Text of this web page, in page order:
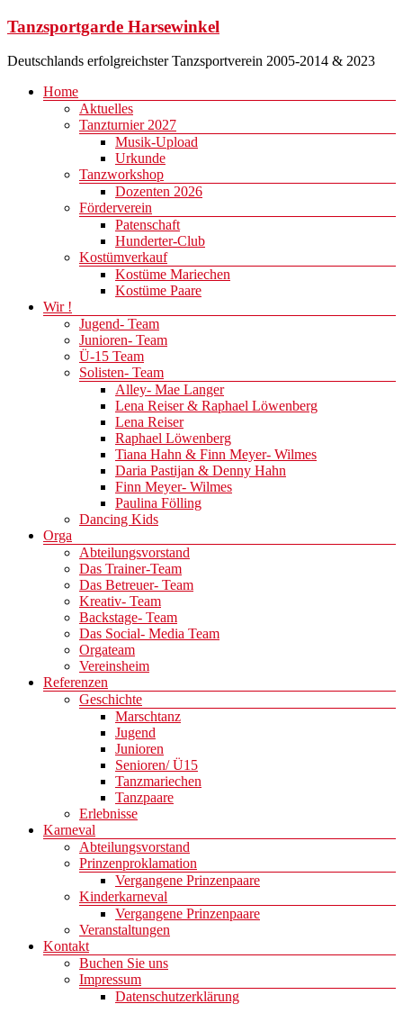
Zum
springen
Tanzsportgarde Harsewinkel
Deutschlands erfolgreichster Tanzsportverein 2005-2014 & 2023
Menü
Home
Aktuelles
Tanzturnier 2027
Musik-Upload
Urkunde
Tanzworkshop
Dozenten 2026
Förderverein
Patenschaft
Hunderter-Club
Kostümverkauf
Kostüme Mariechen
Kostüme Paare
Wir !
Jugend- Team
Junioren- Team
Ü-15 Team
Solisten- Team
Alley- Mae Langer
Lena Reiser & Raphael Löwenberg
Lena Reiser
Raphael Löwenberg
Tiana Hahn & Finn Meyer- Wilmes
Daria Pastijan & Denny Hahn
Finn Meyer- Wilmes
Paulina Fölling
Dancing Kids
Orga
Abteilungsvorstand
Das Trainer-Team
Das Betreuer- Team
Kreativ- Team
Backstage- Team
Das Social- Media Team
Orgateam
Vereinsheim
Referenzen
Geschichte
Marschtanz
Jugend
Junioren
Senioren/ Ü15
Tanzmariechen
Tanzpaare
Erlebnisse
Karneval
Abteilungsvorstand
Prinzenproklamation
Vergangene Prinzenpaare
Kinderkarneval
Vergangene Prinzenpaare
Veranstaltungen
Kontakt
Buchen Sie uns
Impressum
Datenschutzerklärung